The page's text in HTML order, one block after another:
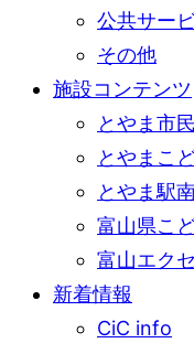
公共サー
その他
施設コンテンツ
とやま市
とやまこ
とやま駅
富山県こ
富山エク
新着情報
CiC info